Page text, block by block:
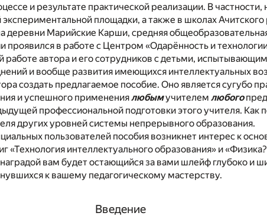
и результате практической реализации. В
площадки, а также в школах
деревни Марийские Карши, средняя
проявился в работе с Центром «Одарённость и
работе автора и его сотрудников с детьми,
и вообще развития имеющихся интеллектуальных
создать предлагаемое пособие. Оно является сугубо
и успешного применениялюбымучителем любого
профессиональной подготовки этого учителя. Как
других уровней системы непрерывного образования.
пользователей пособия возникнет интерес к
интеллектуального образования» и
вам будет остающийся за вами шлейф глубоко и
к вашему педагогическому мастерству.
Введение